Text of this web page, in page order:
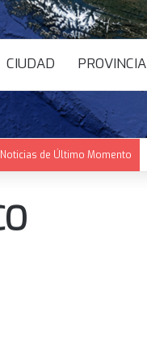
CIUDAD PROVINCIA
Noticias de Último Momento